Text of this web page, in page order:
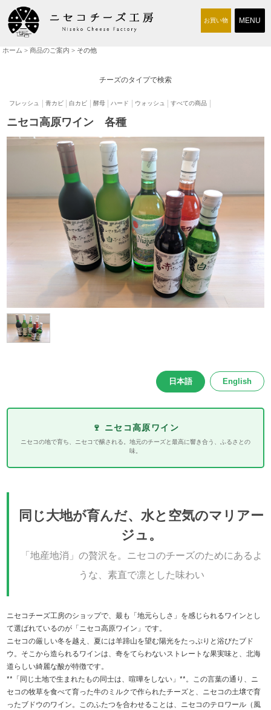
お買い物
商品のご案内
取り扱い店
交通アクセス
ホーム >商品のご案内 > その他
チーズのタイプで検索
フレッシュ 青カビ 白カビ 酵母 ハード ウォッシュ すべての商品
ニセコ高原ワイン 各種
日本語 English
🍷 ニセコ高原ワイン
ニセコの地で育ち、ニセコで醸される。地元のチーズと最高に響き合う、ふるさとの
味。
同じ大地が育んだ、水と空気のマリアー
ジュ。
「地産地消」の贅沢を。ニセコのチーズのためにあるよ
うな、素直で凛とした味わい
ニセコチーズ工房のショップで、最も「地元らしさ」を感じられるワインとし
て選ばれているのが「ニセコ高原ワイン」です。
ニセコの厳しい冬を越え、夏には羊蹄山を望む陽光をたっぷりと浴びたブド
ウ。そこから造られるワインは、奇をてらわないストレートな果実味と、北海
道らしい綺麗な酸が特徴です。
**「同じ土地で生まれたもの同士は、喧嘩をしない」**。この言葉の通り、ニ
セコの牧草を食べて育った牛のミルクで作られたチーズと、ニセコの土壌で育
ったブドウのワイン。このふたつを合わせることは、ニセコのテロワール（風